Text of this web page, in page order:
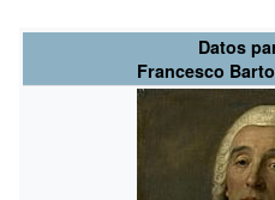
Datos
Francesco